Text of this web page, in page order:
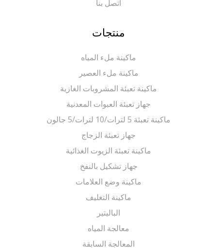
اتصل بنا
منتجات
ماكينة ملء المياه
ماكينة ملء العصير
ماكينة تعبئة المشروبات الغازية
جهاز تعبئة العبوات المعدنية
ماكينة تعبئة 5 لترات/10 لترات/5 جالون
جهاز تعبئة الزجاج
ماكينة تعبئة الزيوت الغذائية
جهاز تشكيل بالنفخ
ماكينة وضع العلامات
ماكينة التغليف
الباليتير
معالجة المياه
المعالجة السابقة